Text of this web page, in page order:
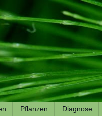
Pflanzen Diagnose